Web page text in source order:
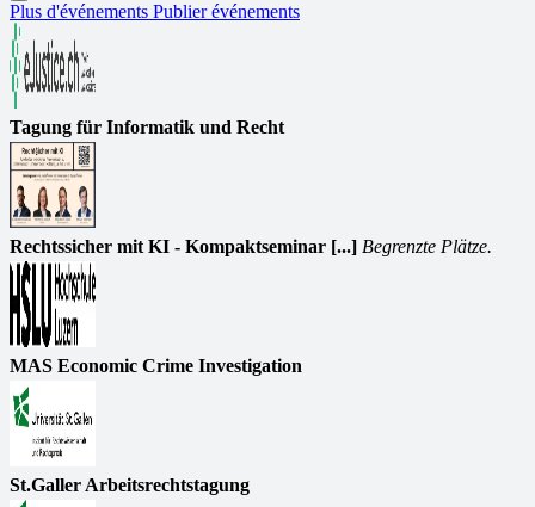
Plus d'événements Publier événements
Tagung für Informatik und Recht
Rechtssicher mit KI - Kompaktseminar [...] Begrenzte Plätze.
MAS Economic Crime Investigation
St.Galler Arbeitsrechtstagung